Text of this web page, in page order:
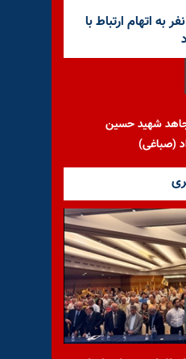
بحرین از بازداشت ۴۱نفر به اتهام ارتباط با
شهید حسین
(صباغی)
حکومتی
تورم و
اقتصاد ایران